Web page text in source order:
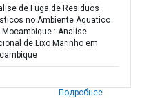
de Fuga de Residuos
no Ambiente Aquatico
Mocambique : Analise
de Lixo Marinho em
Подробнее